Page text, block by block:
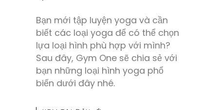
Bạn mới tập luyện yoga và cần
biết các loại yoga để có thể chọn
lựa loại hình phù hợp với mình?
Sau đây, Gym One sẽ chia sẻ với
bạn những loại hình yoga phổ
biến dưới đây nhé.